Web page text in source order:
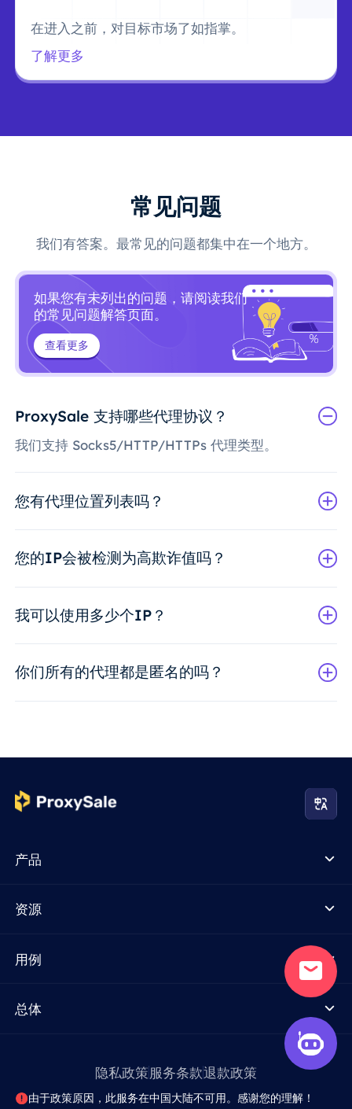
在进入之前，对目标市场了如指掌。
了解更多
常见问题
我们有答案。最常见的问题都集中在一个地方。
如果您有未列出的问题，请阅读我们
的常见问题解答页面。
查看更多
ProxySale 支持哪些代理协议？
我们支持 Socks5/HTTP/HTTPs 代理类型。
您有代理位置列表吗？
您的IP会被检测为高欺诈值吗？
我可以使用多少个IP？
你们所有的代理都是匿名的吗？
产品
资源
用例
总体
隐私政策服务条款退款政策
由于政策原因，此服务在中国大陆不可用。感谢您的理解！